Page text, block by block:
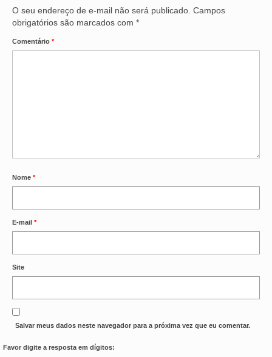
ACESSIBILIDADE E INCLUSÃO
TÉCNICOS JUDICIÁRIOS
O seu endereço de e-mail não será publicado. Campos
obrigatórios são marcados com *
Comentário *
Nome *
E-mail *
Site
Salvar meus dados neste navegador para a próxima vez que eu comentar.
Favor digite a resposta em dígitos: